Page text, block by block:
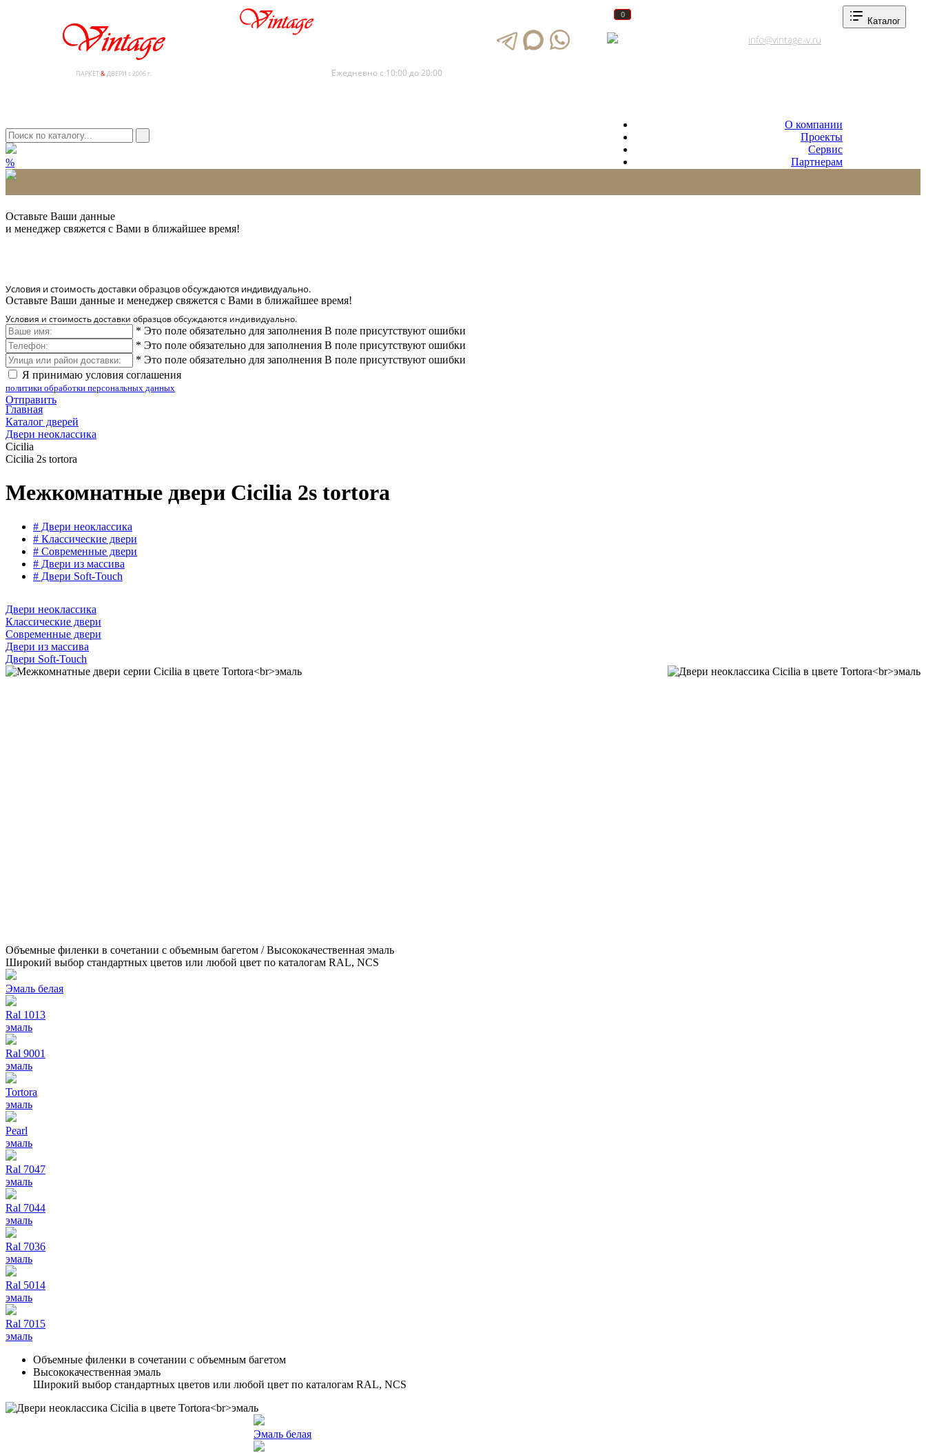
ПАРКЕТ&ДВЕРИ с 2006 г. Ежедневно с 10:00 до 20:00
info@vintage-v.ru
0
0
О компании
Проекты
Сервис
Партнерам
Каталог
%
Оставьте Ваши данные
и менеджер свяжется с Вами в ближайшее время!
Условия и стоимость доставки образцов обсуждаются индивидуально.
Оставьте Ваши данные и менеджер свяжется с Вами в ближайшее время!
Условия и стоимость доставки образцов обсуждаются индивидуально.
* Это поле обязательно для заполнения В поле присутствуют ошибки
* Это поле обязательно для заполнения В поле присутствуют ошибки
* Это поле обязательно для заполнения В поле присутствуют ошибки
Я принимаю условия соглашения
политики обработки персональных данных
Отправить
Главная
Каталог дверей
Двери неоклассика
Cicilia
Cicilia 2s tortora
Межкомнатные двери Cicilia 2s tortora
# Двери неоклассика
# Классические двери
# Современные двери
# Двери из массива
# Двери Soft-Touch
Двери неоклассика
Классические двери
Современные двери
Двери из массива
Двери Soft-Touch
Объемные филенки в сочетании с объемным багетом / Высококачественная эмаль
Широкий выбор стандартных цветов или любой цвет по каталогам RAL, NCS
Эмаль белая
Ral 1013
эмаль
Ral 9001
эмаль
Tortora
эмаль
Pearl
эмаль
Ral 7047
эмаль
Ral 7044
эмаль
Ral 7036
эмаль
Ral 5014
эмаль
Ral 7015
эмаль
Объемные филенки в сочетании с объемным багетом
Высококачественная эмаль
Широкий выбор стандартных цветов или любой цвет по каталогам RAL, NCS
Эмаль белая